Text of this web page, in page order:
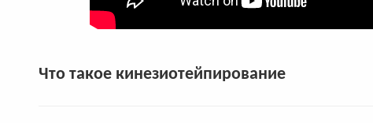
Что такое кинезиотейпирование